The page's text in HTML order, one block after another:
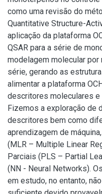
como uma revisão do
Quantitative Structure-
aplicação da plataforma
QSAR para a série de
modelagem molecular por
série, gerando as
alimentar a plataforma
descritores moleculares e
Fizemos a exploração de
descritores bem como
aprendizagem de
(MLR – Multiple Linear
Parciais (PLS – Partial
(NN - Neural Networks).
em estudo, no entanto,